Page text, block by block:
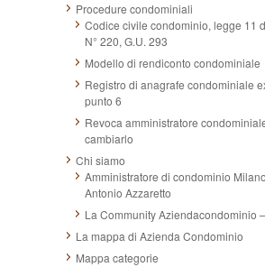
Procedure condominiali
Codice civile condominio, legge 11
N° 220, G.U. 293
Modello di rendiconto condominiale
Registro di anagrafe condominiale
punto 6
Revoca amministratore
cambiarlo
Chi siamo
Amministratore di condominio
Antonio Azzaretto
La Community Aziendacondominio
La mappa di Azienda Condominio
Mappa categorie